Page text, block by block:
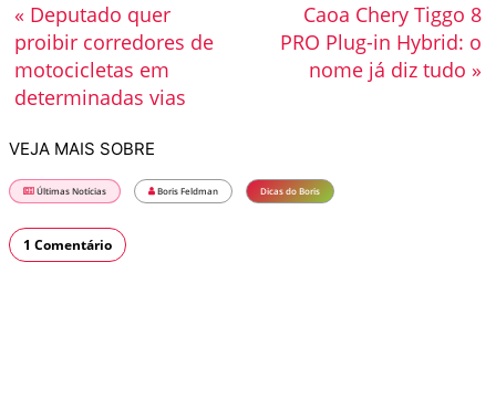
Caoa Chery Tiggo 8
PRO Plug-in Hybrid: o
nome já diz tudo »
« Deputado quer
proibir corredores de
motocicletas em
determinadas vias
VEJA MAIS SOBRE
Últimas Notícias Boris Feldman Dicas do Boris
1 Comentário